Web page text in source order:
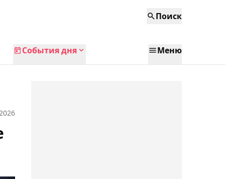
Поиск
События дня Меню